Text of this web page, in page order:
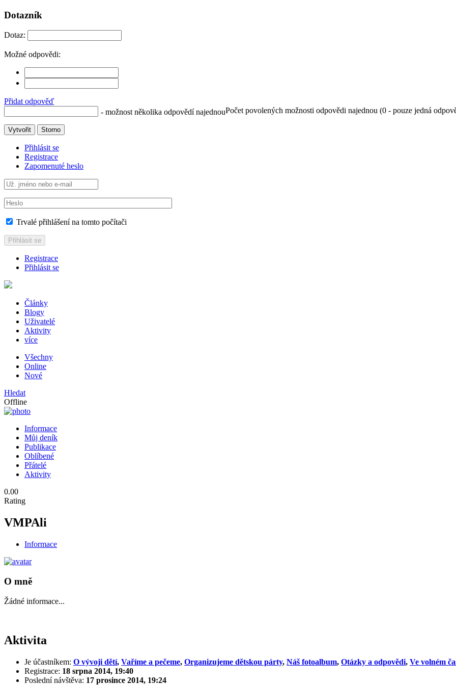
Dotazník
Dotaz:
Možné odpovědi:
Přidat odpověď
- možnost několika odpovědí najednouPočet povolených možnosti odpovědi najednou (0 - pouze jedná
Vytvořit Storno
Přihlásit se
Registrace
Zapomenuté heslo
Trvalé přihlášení na tomto počítači
Přihlásit se
Registrace
Přihlásit se
Články
Blogy
Uživatelé
Aktivity
více
Všechny
Online
Nové
Hledat
Offline
Informace
Můj deník
Publikace
Oblíbené
Přátelé
Aktivity
0.00
Rating
VMPAli
Informace
O mně
Žádné informace...
Aktivita
Je účastníkem: O vývoji dětí, Vaříme a pečeme, Organizujeme dětskou párty, Náš fotoalbum, Otázky a odpovědi, Ve volném
Registrace: 18 srpna 2014, 19:40
Poslední návštěva: 17 prosince 2014, 19:24